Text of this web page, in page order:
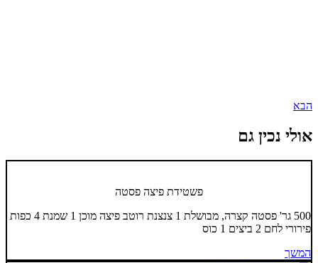
הבא
אולי נכין גם
פשטידת פיצה פסטה
500 גר' פסטה קצרה, מבושלת 1 צנצנת רוטב פיצה מוכן 1 שמנת 4 כפות
פירורי לחם 2 ביצים 1 כוס
המשך